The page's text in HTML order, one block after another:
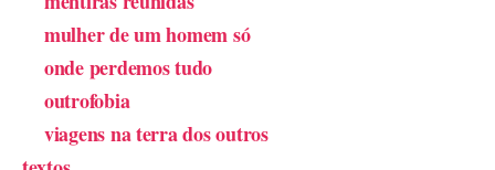
mulher de um homem só
onde perdemos tudo
outrofobia
viagens na terra dos outros